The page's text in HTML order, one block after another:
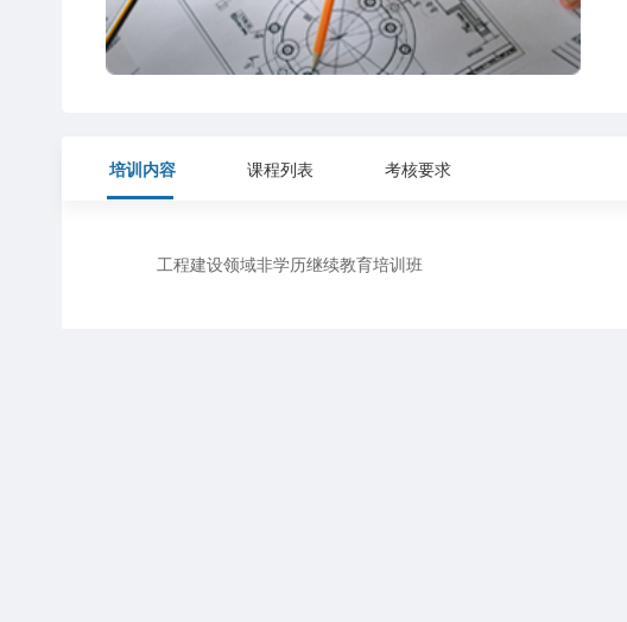
培训内容 课程列表 考核要求
工程建设领域非学历继续教育培训班